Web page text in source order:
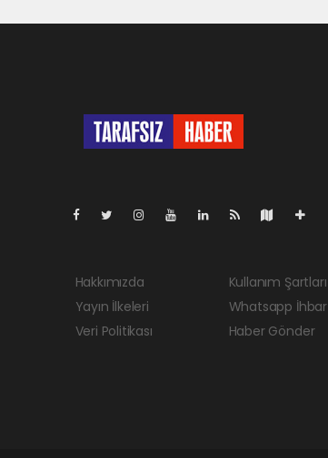
Hakkımızda
Yayın İlkeleri
Veri Politikası
Kullanım Şartları
Whatsapp İhbar
Haber Gönder